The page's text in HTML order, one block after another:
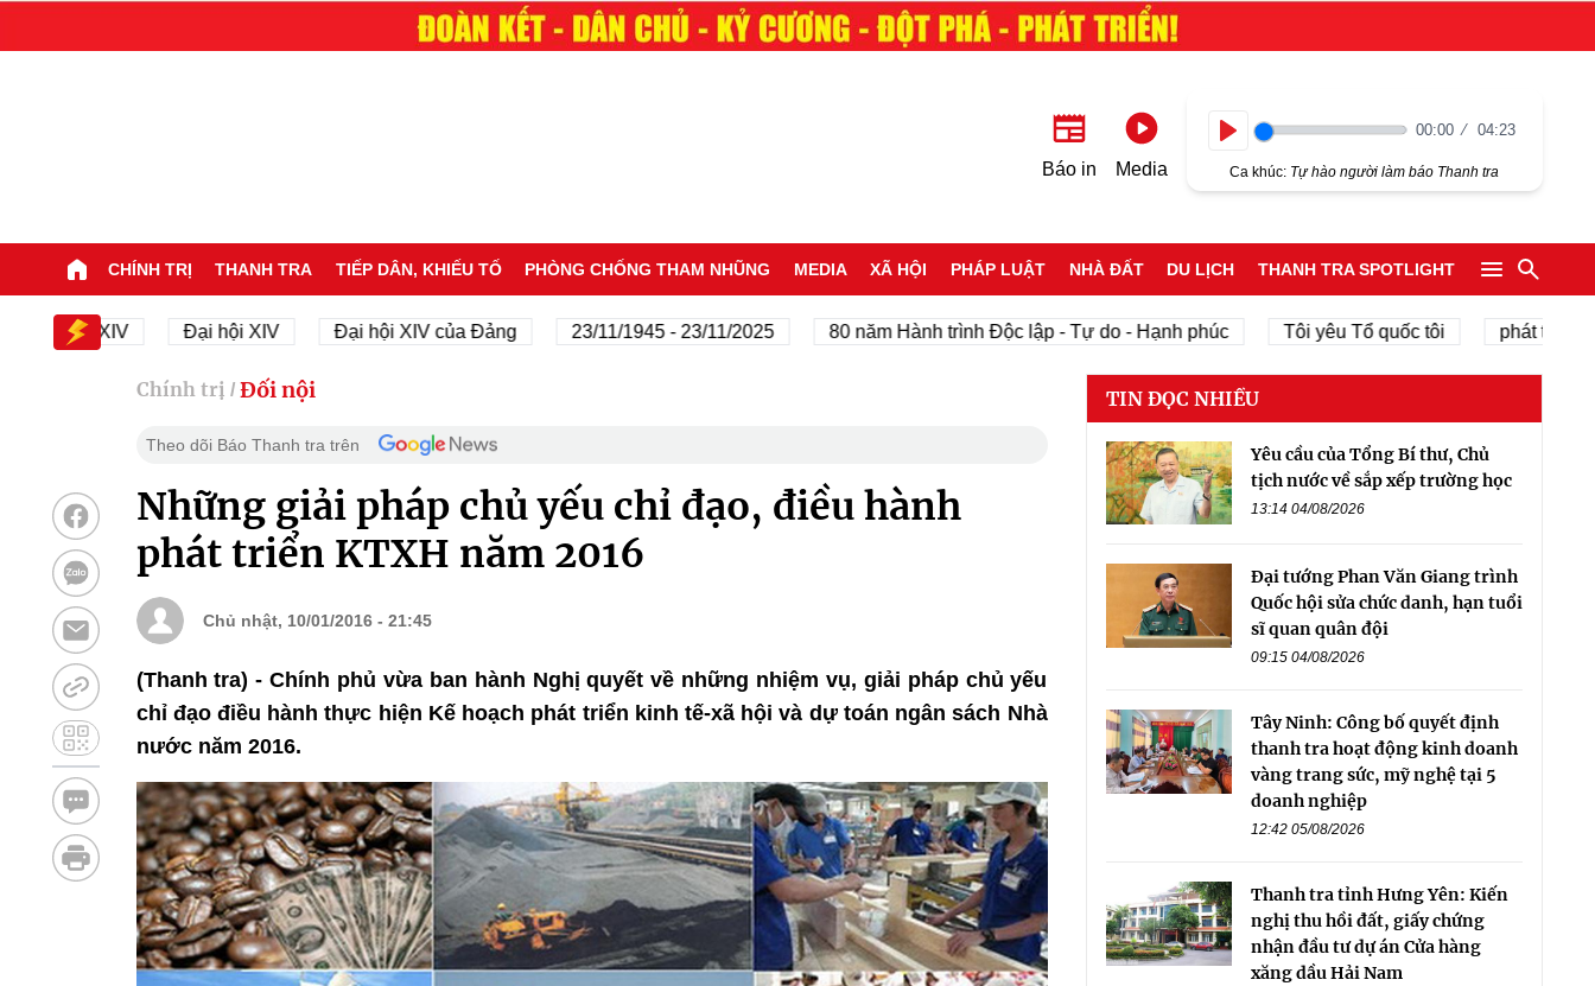
Báo in Media
00:00 04:23
Ca khúc: Tự hào người làm báo Thanh tra
CHÍNH TRỊ THANH TRA TIẾP DÂN, KHIẾU TỐ PHÒNG CHỐNG THAM NHŨNG MEDIA XÃ HỘI PHÁP LUẬT NHÀ ĐẤT DU LỊCH THANH TRA SPOTLIGHT
hội XIV Đại hội XIV Đại hội XIV của Đảng 23/11/1945 - 23/11/2025 80 năm Hành trình Độc lập - Tự do - Hạnh phúc Tôi yêu Tổ quốc tôi phát triển kinh
Chính trị / Đối nội
Theo dõi Báo Thanh tra trên
Những giải pháp chủ yếu chỉ đạo, điều hành
phát triển KTXH năm 2016
Chủ nhật, 10/01/2016 - 21:45
(Thanh tra) - Chính phủ vừa ban hành Nghị quyết về những nhiệm vụ, giải pháp chủ yếu
chỉ đạo điều hành thực hiện Kế hoạch phát triển kinh tế-xã hội và dự toán ngân sách Nhà
nước năm 2016.
TIN ĐỌC NHIỀU
Yêu cầu của Tổng Bí thư, Chủ
tịch nước về sắp xếp trường học
13:14 04/08/2026
Đại tướng Phan Văn Giang trình
Quốc hội sửa chức danh, hạn tuổi
sĩ quan quân đội
09:15 04/08/2026
Tây Ninh: Công bố quyết định
thanh tra hoạt động kinh doanh
vàng trang sức, mỹ nghệ tại 5
doanh nghiệp
12:42 05/08/2026
Thanh tra tỉnh Hưng Yên: Kiến
nghị thu hồi đất, giấy chứng
nhận đầu tư dự án Cửa hàng
xăng dầu Hải Nam